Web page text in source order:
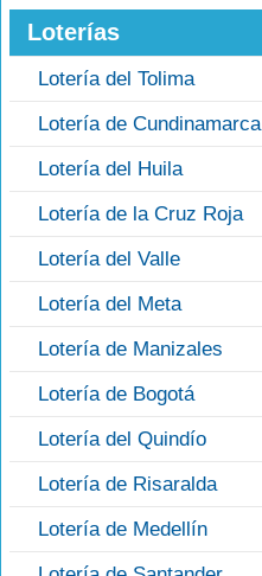
Loterías
Lotería del Tolima
Lotería de Cundinamarca
Lotería del Huila
Lotería de la Cruz Roja
Lotería del Valle
Lotería del Meta
Lotería de Manizales
Lotería de Bogotá
Lotería del Quindío
Lotería de Risaralda
Lotería de Medellín